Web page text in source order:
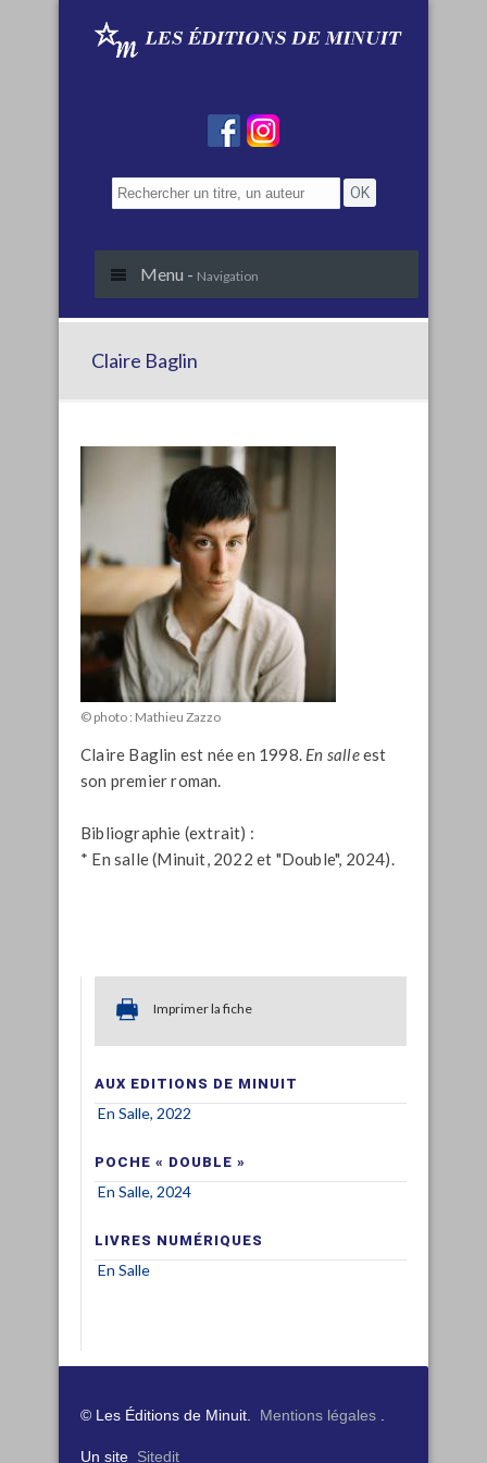
Menu - Navigation
Claire Baglin
© photo : Mathieu Zazzo
Claire Baglin est née en 1998. En salleest
son premier roman.
Bibliographie (extrait) :
* En salle (Minuit, 2022 et "Double", 2024).
Imprimer la fiche
AUX EDITIONS DE MINUIT
En Salle, 2022
POCHE « DOUBLE »
En Salle, 2024
LIVRES NUMÉRIQUES
En Salle
© Les Éditions de Minuit. Mentions légales
Un site Sitedit